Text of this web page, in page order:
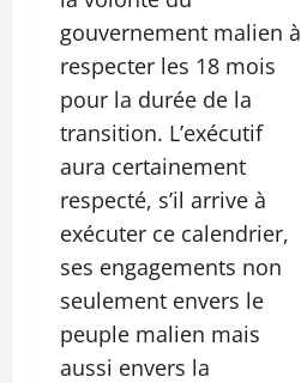
gouvernement malien à
respecter les 18 mois
pour la durée de la
transition. L’exécutif
aura certainement
respecté, s’il arrive à
exécuter ce calendrier,
ses engagements non
seulement envers le
peuple malien mais
aussi envers la